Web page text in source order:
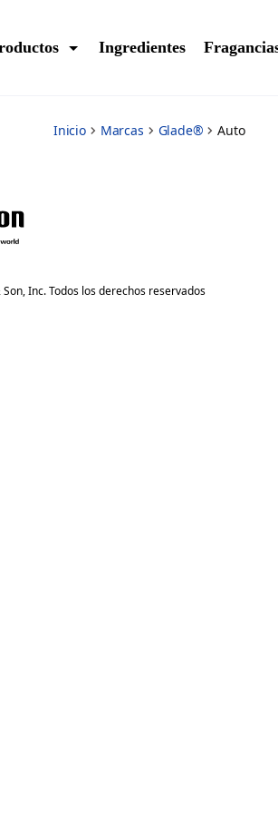
Ingredientes
Inicio Marcas Glade® Auto
Son, Inc. Todos los derechos reservados